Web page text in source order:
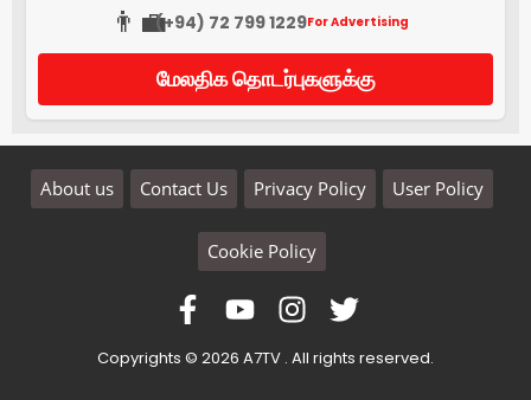
👨‍💼(+94) 72 799 1229For Advertising
மேலதிக தொடர்புகளுக்கு
About us Contact Us Privacy Policy User Policy
Cookie Policy
Copyrights © 2026 A7TV . All rights reserved.